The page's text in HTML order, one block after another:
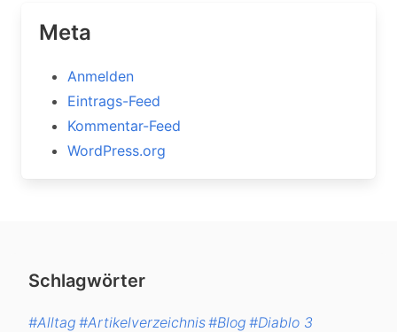
Meta
Anmelden
Eintrags-Feed
Kommentar-Feed
WordPress.org
Schlagwörter
#Alltag #Artikelverzeichnis#Blog #Diablo 3